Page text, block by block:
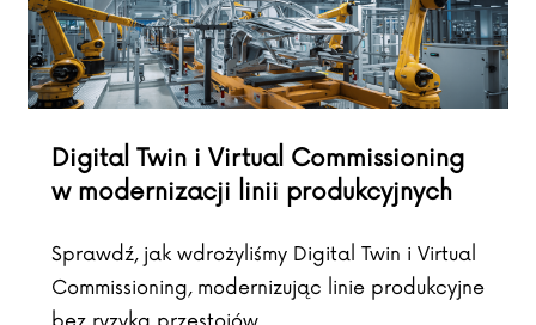
Digital Twin i Virtual Commissioning
w modernizacji linii produkcyjnych
Sprawdź, jak wdrożyliśmy Digital Twin i Virtual
Commissioning, modernizując linie produkcyjne